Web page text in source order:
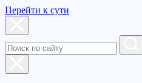
Перейти к сути